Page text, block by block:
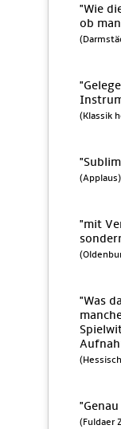
"Wie
ob
(Klassik
(Applaus)
"mit
"Was
(Fuldaer